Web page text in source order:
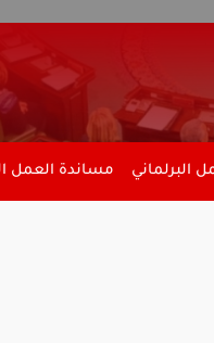
البرلماني مساندة العمل